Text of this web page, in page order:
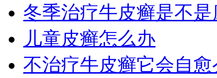
冬季治疗牛皮癣是不
儿童皮癣怎么办
不治疗牛皮癣它会自愈